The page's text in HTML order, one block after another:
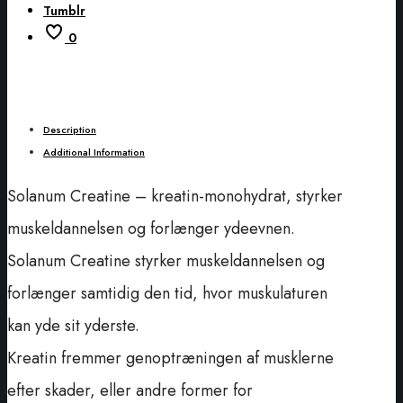
Tumblr
0
Description
Additional Information
Solanum Creatine – kreatin-monohydrat, styrker
muskeldannelsen og forlænger ydeevnen.
Solanum Creatine styrker muskeldannelsen og
forlænger samtidig den tid, hvor muskulaturen
kan yde sit yderste.
Kreatin fremmer genoptræningen af musklerne
efter skader, eller andre former for